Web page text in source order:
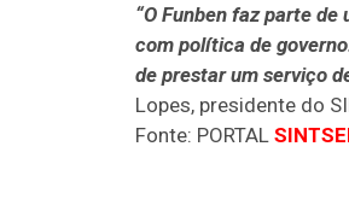
“O Funben faz parte
com política de
de prestar um serviço
Lopes, presidente do
Fonte: PORTAL